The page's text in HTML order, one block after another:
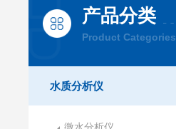
产品分类
Product Categories
水质分析仪